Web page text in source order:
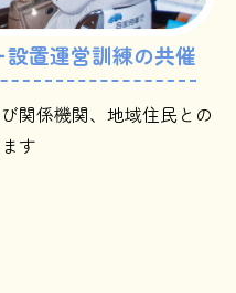
置運営訓練の共催
関係機関、地域住民との
す